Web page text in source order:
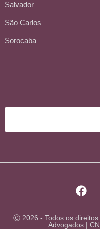
Salvador
São Carlos
Sorocaba
Ⓒ 2026 - Todos os direitos
Advogados |